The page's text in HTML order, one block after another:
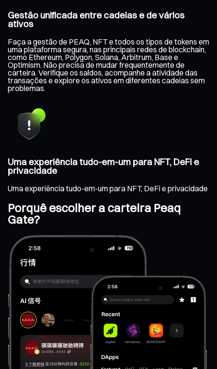
Gestão unificada entre cadeias e de vários
ativos
Faça a gestão de PEAQ, NFT e todos os tipos de tokens em
uma plataforma segura, nas principais redes de blockchain,
como Ethereum, Polygon, Solana, Arbitrum, Base e
Optimism. Não precisa de mudar frequentemente de
carteira. Verifique os saldos, acompanhe a atividade das
transações e explore os ativos em diferentes cadeias sem
problemas.
Uma experiência tudo-em-um para NFT, DeFi e
privacidade
Uma experiência tudo-em-um para NFT, DeFi e privacidade
Porquê escolher a carteira Peaq
Gate?